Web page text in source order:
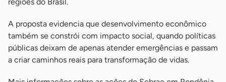
A proposta evidencia que desenvolvimento econômico
também se constrói com impacto social, quando políticas
públicas deixam de apenas atender emergências e passam
a criar caminhos reais para transformação de vidas.